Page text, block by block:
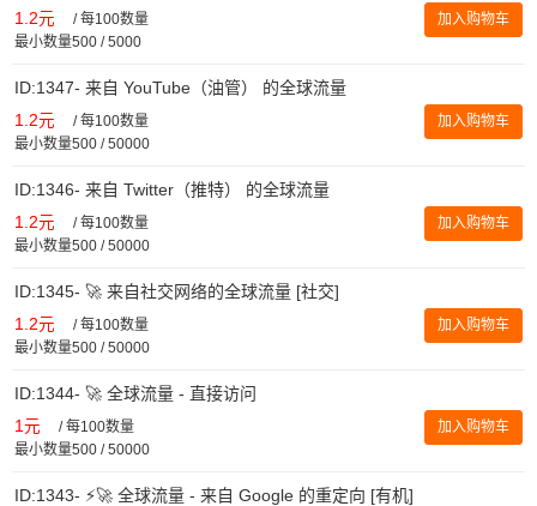
1.2元 /每100数量
最小数量500 / 5000
加入购物车
ID:1347- 来自 YouTube（油管） 的全球流量
1.2元 /每100数量
最小数量500 / 50000
加入购物车
ID:1346- 来自 Twitter（推特） 的全球流量
1.2元 /每100数量
最小数量500 / 50000
加入购物车
ID:1345- 🚀 来自社交网络的全球流量 [社交]
1.2元 /每100数量
最小数量500 / 50000
加入购物车
ID:1344- 🚀 全球流量 - 直接访问
1元 /每100数量
最小数量500 / 50000
加入购物车
ID:1343- ⚡️🚀 全球流量 - 来自 Google 的重定向 [有机]